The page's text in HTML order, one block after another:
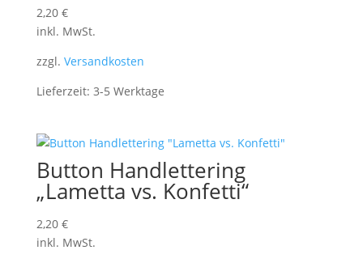
2,20 €
inkl. MwSt.
zzgl. Versandkosten
Lieferzeit: 3-5 Werktage
Button Handlettering
„Lametta vs. Konfetti“
2,20 €
inkl. MwSt.